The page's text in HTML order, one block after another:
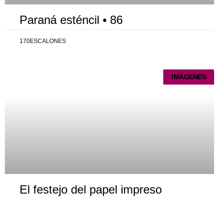
Paraná esténcil • 86
170ESCALONES
IMÁGENES
El festejo del papel impreso